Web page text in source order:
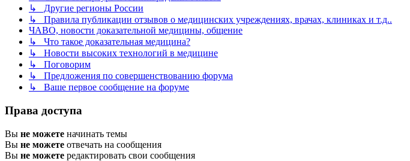
↳ Другие регионы России
↳ Правила публикации отзывов о медицинских учреждениях, врачах, клиниках и т.д..
ЧАВО, новости доказательной медицины, общение
↳ Что такое доказательная медицина?
↳ Новости высоких технологий в медицине
↳ Поговорим
↳ Предложения по совершенствованию форума
↳ Ваше первое сообщение на форуме
Права доступа
Вы не можете начинать темы
Вы не можете отвечать на сообщения
Вы не можете редактировать свои сообщения